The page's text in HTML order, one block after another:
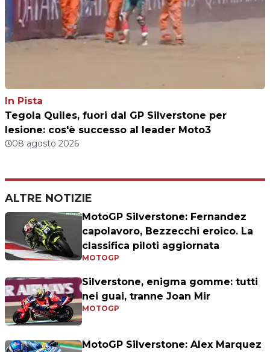
In Pista
Tegola Quiles, fuori dal GP Silverstone per
lesione: cos'è successo al leader Moto3
08 agosto 2026
ALTRE NOTIZIE
MotoGP Silverstone: Fernandez
capolavoro, Bezzecchi eroico. La
classifica piloti aggiornata
MOTOGP
Silverstone, enigma gomme: tutti
nei guai, tranne Joan Mir
MOTOGP
MotoGP Silverstone: Alex Marquez